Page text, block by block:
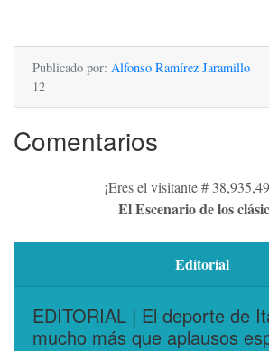
Publicado por: Alfonso Ramírez Jaramillo
12
Comentarios
¡Eres el visitante #
El Escenario de los
Editorial
EDITORIAL | El deporte de
mucho más que aplausos